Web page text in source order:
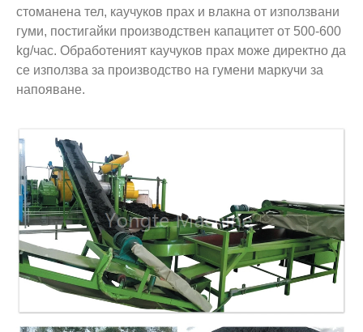
стоманена тел, каучуков прах и влакна от използвани
гуми, постигайки производствен капацитет от 500-600
kg/час. Обработеният каучуков прах може директно да
се използва за производство на гумени маркучи за
напояване.